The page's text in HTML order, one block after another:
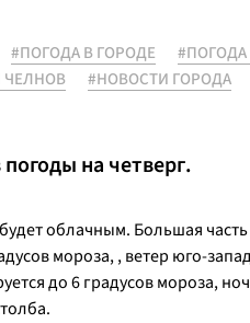
#ПОГОДА В ГОРОДЕ
#НОВОСТИ ГОРОДА
на четверг.
облачным. Большая
мороза, , ветер юго-
до 6 градусов мороза,